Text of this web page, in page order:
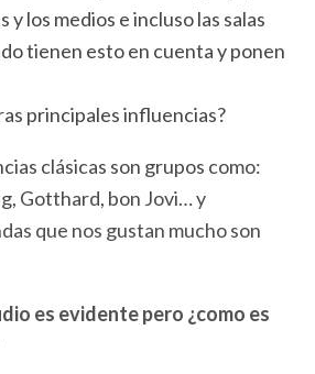
y los medios e incluso las salas
tienen esto en cuenta y ponen
principales influencias?
clásicas son grupos como:
Gotthard, bon Jovi… y
que nos gustan mucho son
es evidente pero ¿como es